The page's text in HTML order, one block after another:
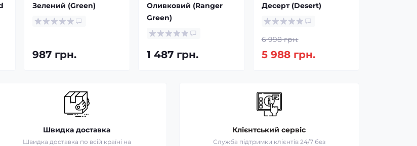
Зелений (Green)
987 грн.
Оливковий (Ranger
Green)
1 487 грн.
Десерт (Desert)
6 998 грн.
5 988 грн.
Швидка доставка
Швидка доставка по всій країні на
Клієнтський сервіс
Служба підтримки клієнтів 24/7 без